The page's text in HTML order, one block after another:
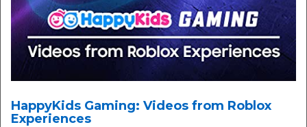
HappyKids Gaming: Videos from Roblox
Experiences